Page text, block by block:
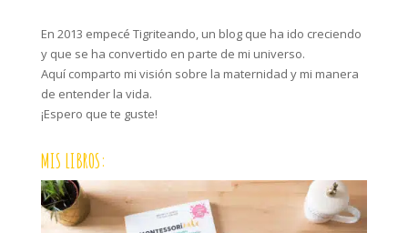
En 2013 empecé Tigriteando, un blog que ha ido creciendo
y que se ha convertido en parte de mi universo.
Aquí comparto mi visión sobre la maternidad y mi manera
de entender la vida.
¡Espero que te guste!
MIS LIBROS: